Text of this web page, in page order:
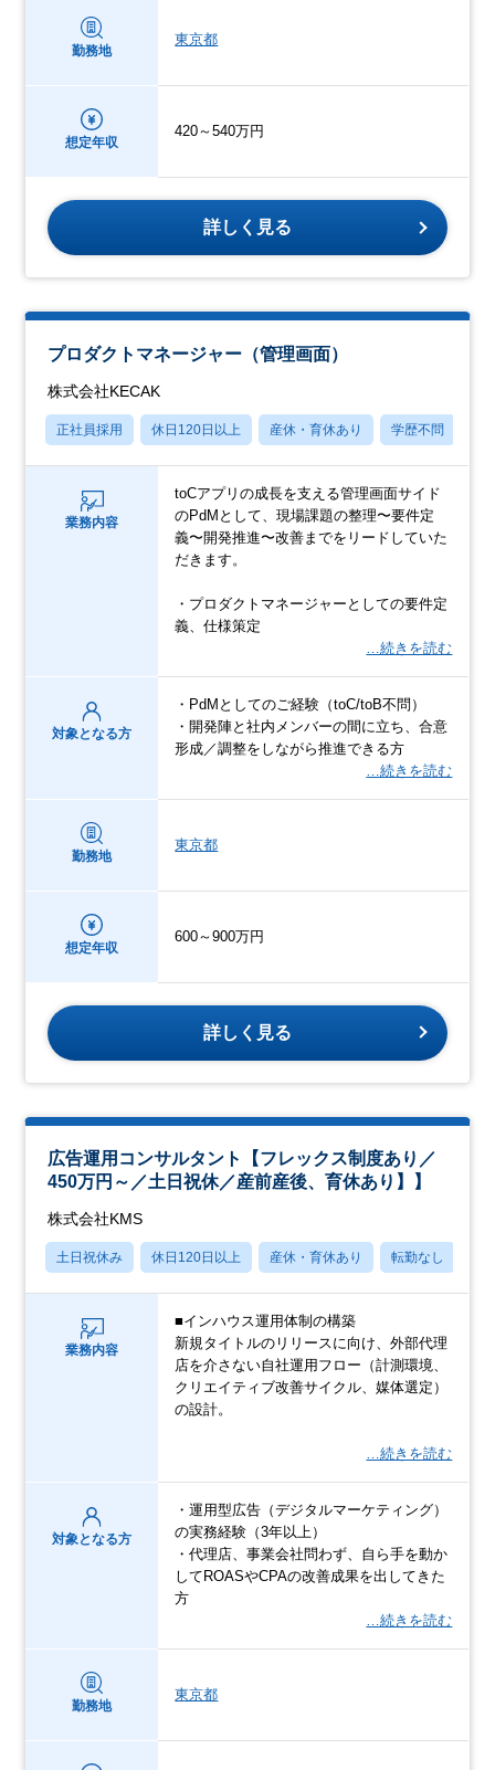
勤務地
東京都
想定年収
420～540万円
詳しく見る
プロダクトマネージャー（管理画面）
株式会社KECAK
正社員採用 休日120日以上 産休・育休あり 学歴不問
業務内容
toCアプリの成長を支える管理画面サイド
のPdMとして、現場課題の整理〜要件定
義〜開発推進〜改善までをリードしていた
だきます。
・プロダクトマネージャーとしての要件定
義、仕様策定
…続きを読む
対象となる方
・PdMとしてのご経験（toC/toB不問）
・開発陣と社内メンバーの間に立ち、合意
形成／調整をしながら推進できる方
…続きを読む
勤務地
東京都
想定年収
600～900万円
詳しく見る
広告運用コンサルタント【フレックス制度あり／
450万円～／土日祝休／産前産後、育休あり】】
株式会社KMS
土日祝休み 休日120日以上 産休・育休あり 転勤なし
業務内容
■インハウス運用体制の構築
新規タイトルのリリースに向け、外部代理
店を介さない自社運用フロー（計測環境、
クリエイティブ改善サイクル、媒体選定）
の設計。
…続きを読む
対象となる方
・運用型広告（デジタルマーケティング）
の実務経験（3年以上）
・代理店、事業会社問わず、自ら手を動か
してROASやCPAの改善成果を出してきた
方
…続きを読む
勤務地
東京都